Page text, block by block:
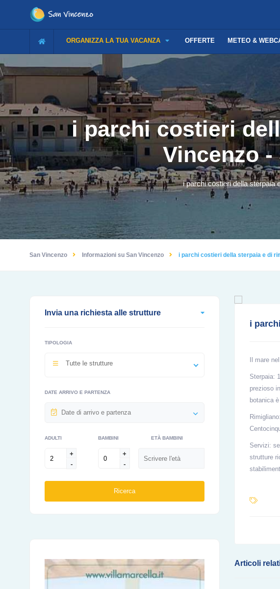
ORGANIZZA LA TUA VACANZA OFFERTE METEO &
i parchi costieri
Vincenzo
i parchi costieri della sterpaia
San Vincenzo Informazioni su San Vincenzo i parchi costieri della sterpaia e di
Invia una richiesta alle strutture
TIPOLOGIA
Tutte le strutture
DATE ARRIVO E PARTENZA
ADULTI
+
-
BAMBINI
+
-
ETÀ BAMBINI
i
Il mare
Sterpaia:
prezioso
botanica
Servizi:
strutture
Articoli